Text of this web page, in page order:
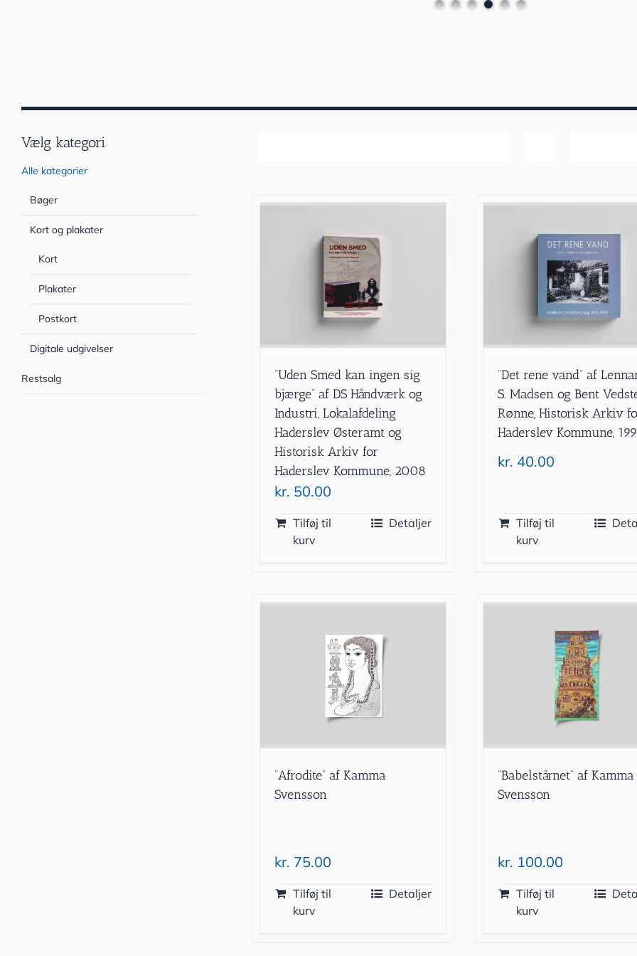
”Uden Smed kan ingen sig
bjærge” af DS Håndværk og
Industri, Lokalafdeling
Haderslev Østeramt og
Historisk Arkiv for
Haderslev Kommune, 2008
kr. 50.00
Tilføj til
kurv
Detaljer
”Det rene vand” af
S. Madsen og Bent
Rønne, Historisk Arkiv
Haderslev Kommune,
kr. 40.00
Tilføj til
kurv
”Afrodite” af Kamma
Svensson
kr. 75.00
Tilføj til
kurv
Detaljer
”Babelstårnet” af Kamma
Svensson
kr. 100.00
Tilføj til
kurv
Vælg kategori
Alle kategorier
Bøger
Kort og plakater
Kort
Plakater
Postkort
Digitale udgivelser
Restsalg